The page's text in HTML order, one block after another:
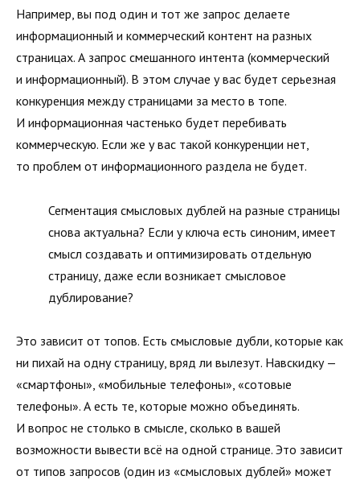
Например, вы под один и тот же запрос делаете
информационный и коммерческий контент на разных
страницах. А запрос смешанного интента (коммерческий
и информационный). В этом случае у вас будет серьезная
конкуренция между страницами за место в топе.
И информационная частенько будет перебивать
коммерческую. Если же у вас такой конкуренции нет,
то проблем от информационного раздела не будет.
Сегментация смысловых дублей на разные страницы
снова актуальна? Если у ключа есть синоним, имеет
смысл создавать и оптимизировать отдельную
страницу, даже если возникает смысловое
дублирование?
Это зависит от топов. Есть смысловые дубли, которые как
ни пихай на одну страницу, вряд ли вылезут. Навскидку —
«смартфоны», «мобильные телефоны», «сотовые
телефоны». А есть те, которые можно объединять.
И вопрос не столько в смысле, сколько в вашей
возможности вывести всё на одной странице. Это зависит
от типов запросов (один из «смысловых дублей» может